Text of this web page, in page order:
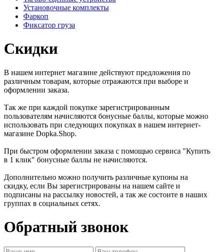
Установочные комплекты
Фаркоп
Фиксатор груза
Скидки
В нашем интернет магазине действуют предложения по
различным товарам, которые отражаются при выборе и
оформлении заказа.
Так же при каждой покупке зарегистрированным
пользователям начисляются бонусные баллы, которые можно
использовать при следующих покупках в нашем интернет-
магазине Dopka.Shop.
При быстром оформлении заказа с помощью сервиса "Купить
в 1 клик" бонусные баллы не начисляются.
Дополнительно можно получить различные купоны на
скидку, если Вы зарегистрированы на нашем сайте и
подписаны на рассылку новостей, а так же состоите в наших
группах в социальных сетях.
Обратный звонок